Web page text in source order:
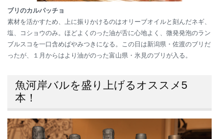
ブリのカルパッチョ
素材を活かすため、上に振りかけるのはオリーブオイルと刻んだネギ、
塩、コショウのみ。ほどよくのった油が舌に心地よく、微発発泡のラン
ブルスコを一口含めばやみつきになる。この日は新潟県・佐渡のブリだ
ったが、１月からはより油がのった富山県・氷見のブリが入る。
魚河岸バルを盛り上げるオススメ5
本！